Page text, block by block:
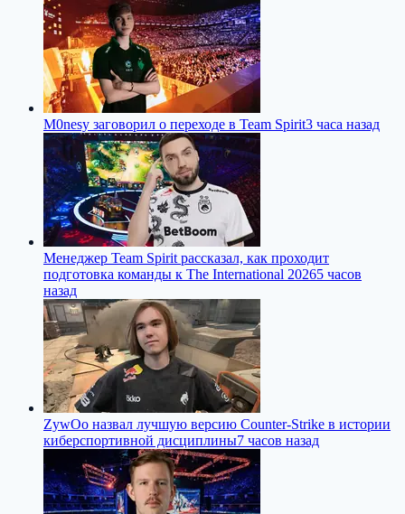
M0nesy заговорил о переходе в Team Spirit3 часа назад
Менеджер Team Spirit рассказал, как проходит
подготовка команды к The International 20265 часов
назад
ZywOo назвал лучшую версию Counter-Strike в истории
киберспортивной дисциплины7 часов назад